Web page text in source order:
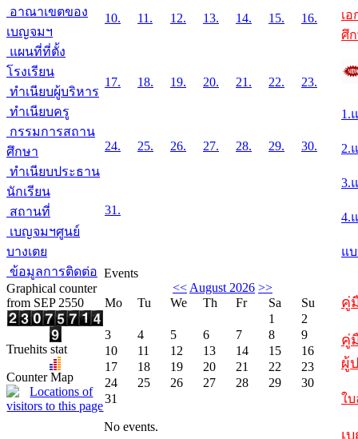
อาณาเขตของ
เบญจมฯ
แผนที่ที่ตั้ง
โรงเรียน
ทำเนียบผู้บริหาร
ทำเนียบครู
กรรมการสถาน
ศึกษา
ทำเนียบประธาน
นักเรียน
สถานที่
เบญจมฯศูนย์
บางเตย
ข้อมูลการติดต่อ
Graphical counter
from SEP 2550
Truehits stat
Counter Map
10. 11. 12. 13. 14. 15. 16.
17. 18. 19. 20. 21. 22. 23.
24. 25. 26. 27. 28. 29. 30.
31.
Events
<< August 2026 >>
Mo
Tu We Th Fr Sa
Su
1
2
3
4 5 6 7 8
9
10
11 12 13 14 15
16
17
18 19 20 21 22
23
24
25 26 27 28 29
30
31
No events.
เ
ศึ
1.
2.
3.
4.
แ
คู่
คู่
ผู้
ใ
เ